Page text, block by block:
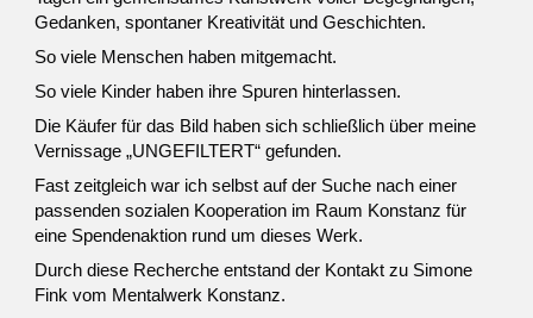
Gedanken, spontaner Kreativität und Geschichten.
So viele Menschen haben mitgemacht.
So viele Kinder haben ihre Spuren hinterlassen.
Die Käufer für das Bild haben sich schließlich über meine
Vernissage „UNGEFILTERT“ gefunden.
Fast zeitgleich war ich selbst auf der Suche nach einer
passenden sozialen Kooperation im Raum Konstanz für
eine Spendenaktion rund um dieses Werk.
Durch diese Recherche entstand der Kontakt zu Simone
Fink vom Mentalwerk Konstanz.